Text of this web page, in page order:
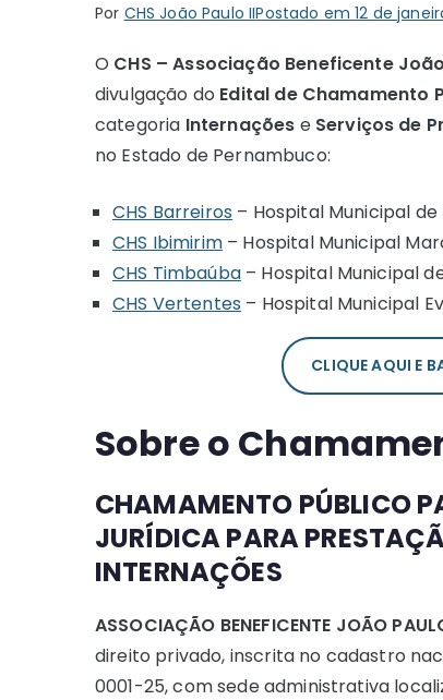
Por CHS João Paulo IIPostado em12 de
O CHS – Associação Beneficente
divulgação do Edital de Chamamento
categoria Internações eServiços de
no Estado de Pernambuco:
CHS Barreiros – Hospital Municipal
CHS Ibimirim– Hospital Municipal
CHS Timbaúba– Hospital Municipal
CHS Vertentes – Hospital Municipal
CLIQUE AQUI E
Sobre o
CHAMAMENTO PÚBLICO
JURÍDICA PARA
INTERNAÇÕES
ASSOCIAÇÃO BENEFICENTE JOÃO
direito privado, inscrita no cadastro
0001-25, com sede administrativa